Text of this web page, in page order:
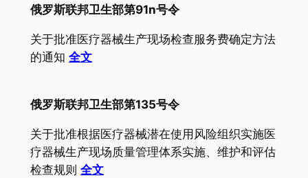
俄罗斯联邦卫生部第91n号令
关于批准医疗器械生产现场检查服务费确定方法
的通知 全文
俄罗斯联邦卫生部第135号令
关于批准根据医疗器械潜在使用风险组织实施医
疗器械生产现场质量管理体系实施、维护和评估
检查规则 全文